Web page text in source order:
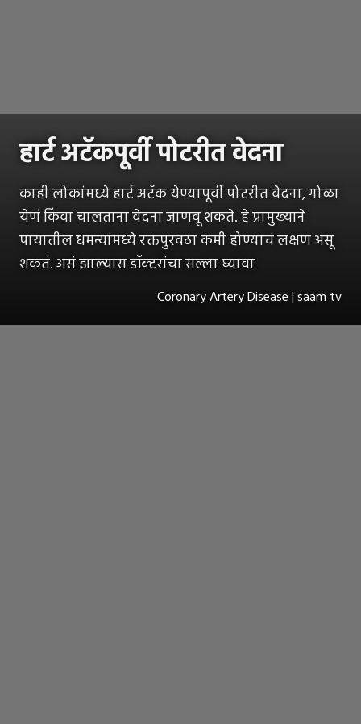
हार्ट अटॅकपूर्वी पोटरीत वेदना
काही लोकांमध्ये हार्ट अटॅक येण्यापूर्वी पोटरीत वेदना, गोळा
येणं किंवा चालताना वेदना जाणवू शकते. हे प्रामुख्याने
पायातील धमन्यांमध्ये रक्तपुरवठा कमी होण्याचं लक्षण असू
शकतं. असं झाल्यास डॉक्टरांचा सल्ला घ्यावा
Coronary Artery Disease | saam tv